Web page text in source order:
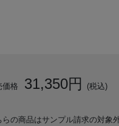
価格 31,350円 (税込)
らの商品はサンプル請求の対象